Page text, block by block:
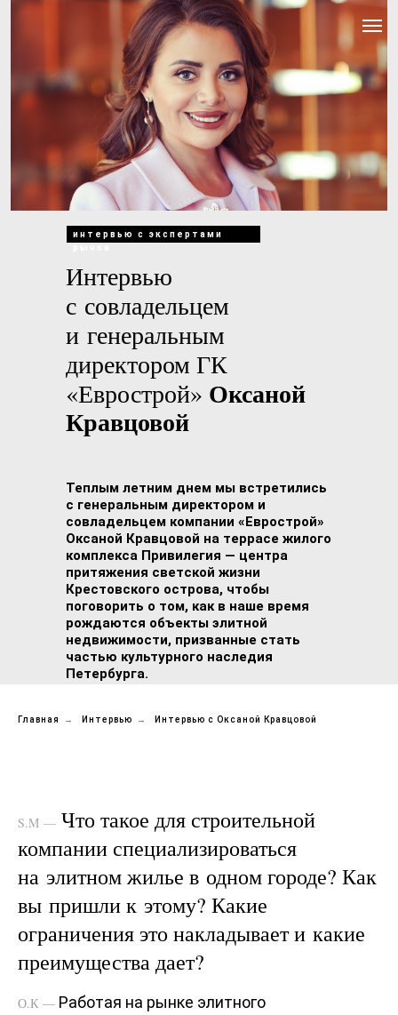
Теплым летним днем мы встретились
с генеральным директором и
совладельцем компании «Еврострой»
Оксаной Кравцовой на террасе жилого
комплекса Привилегия — центра
притяжения светской жизни
Крестовского острова, чтобы
поговорить о том, как в наше время
рождаются объекты элитной
недвижимости, призванные стать
частью культурного наследия
Петербурга.
Интервью
с совладельцем
и генеральным
директором ГК
«Еврострой» Оксаной
Кравцовой
интервью с экспертами
Главная → Интервью → Интервью с Оксаной Кравцовой
S.M — Что такое для строительной
компании специализироваться
на элитном жилье в одном городе? Как
вы пришли к этому? Какие
ограничения это накладывает и какие
преимущества дает?
О.К — Работая на рынке элитного